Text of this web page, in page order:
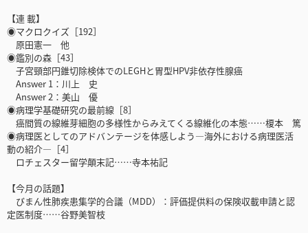
【連 載】
◉マクロクイズ［192］
原田憲一 他
◉鑑別の森［43］
子宮頸部円錐切除検体でのLEGHと胃型HPV非依存性腺癌
Answer 1：川上 史
Answer 2：美山 優
◉病理学基礎研究の最前線［8］
癌間質の線維芽細胞の多様性からみえてくる線維化の本態……榎本 篤
◉病理医としてのアドバンテージを体感しよう―海外における病理医活
動の紹介―［4］
ロチェスター留学顛末記……寺本祐記
【今月の話題】
びまん性肺疾患集学的合議（MDD）：評価提供料の保険収載申請と認
定医制度……谷野美智枝